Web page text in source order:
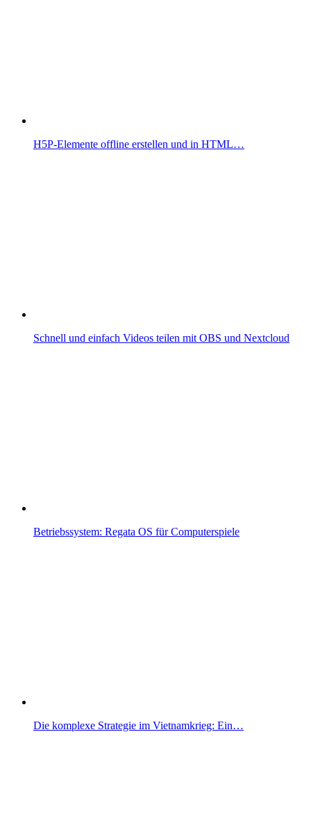
H5P-Elemente offline erstellen und in HTML…
Schnell und einfach Videos teilen mit OBS und Nextcloud
Betriebssystem: Regata OS für Computerspiele
Die komplexe Strategie im Vietnamkrieg: Ein…